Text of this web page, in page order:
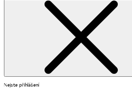
Nejste přihlášení